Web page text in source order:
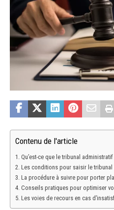
Contenu de l'article
Qu’est-ce que le tribunal administratif
Les conditions pour saisir le
La procédure à suivre pour porter
Conseils pratiques pour optimiser
Les voies de recours en cas